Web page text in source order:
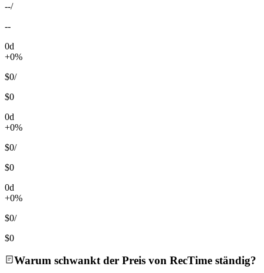
--/
--
0d
+0%
$0/
$0
0d
+0%
$0/
$0
0d
+0%
$0/
$0
Warum schwankt der Preis von RecTime ständig?